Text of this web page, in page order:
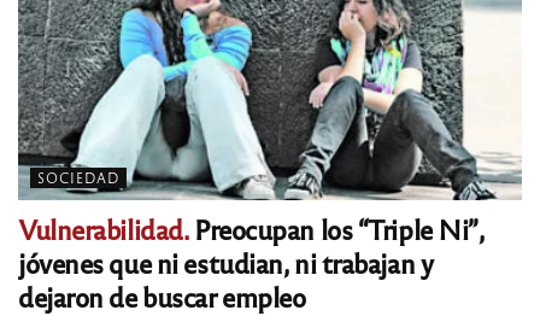
SOCIEDAD
Vulnerabilidad.Preocupan los “Triple Ni”,
jóvenes que ni estudian, ni trabajan y
dejaron de buscar empleo